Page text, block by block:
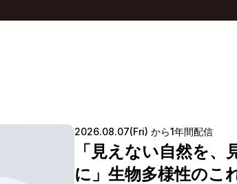
2026.08.07(Fri) から1年間配信
「見えない自然を、
に」生物多様性のこ